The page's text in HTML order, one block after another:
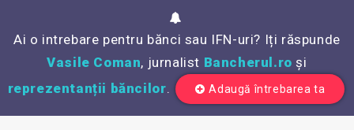
Ai o intrebare pentru bănci sau IFN-uri? Iți răspunde
Vasile Coman, jurnalist Bancherul.ro și
reprezentanții băncilor. Adaugă întrebarea ta